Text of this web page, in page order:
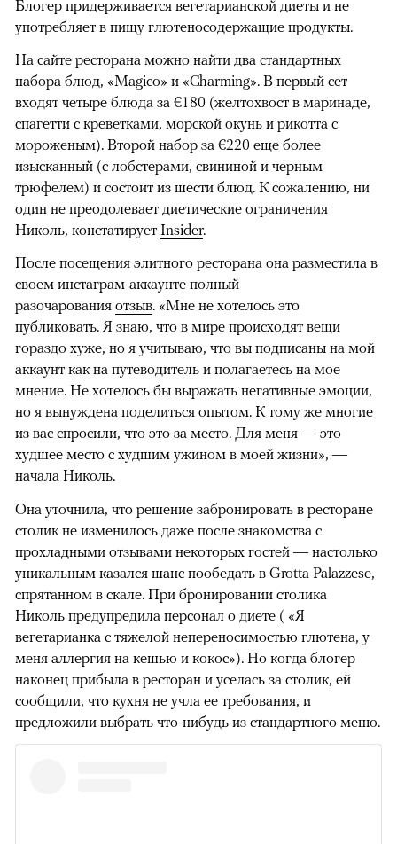
Блогер придерживается вегетарианской диеты и не
употребляет в пищу глютеносодержащие продукты.
На сайте ресторана можно найти два стандартных
набора блюд, «Magico» и «Charming». В первый сет
входят четыре блюда за €180 (желтохвост в маринаде,
спагетти с креветками, морской окунь и рикотта с
мороженым). Второй набор за €220 еще более
изысканный (с лобстерами, свининой и черным
трюфелем) и состоит из шести блюд. К сожалению, ни
один не преодолевает диетические ограничения
Николь, констатирует Insider.
После посещения элитного ресторана она разместила в
своем инстаграм-аккаунте полный
разочарования отзыв. «Мне не хотелось это
публиковать. Я знаю, что в мире происходят вещи
гораздо хуже, но я учитываю, что вы подписаны на мой
аккаунт как на путеводитель и полагаетесь на мое
мнение. Не хотелось бы выражать негативные эмоции,
но я вынуждена поделиться опытом. К тому же многие
из вас спросили, что это за место. Для меня — это
худшее место с худшим ужином в моей жизни», —
начала Николь.
00:00 / 00:00
Она уточнила, что решение забронировать в ресторане
столик не изменилось даже после знакомства с
прохладными отзывами некоторых гостей — настолько
уникальным казался шанс пообедать в Grotta Palazzese,
спрятанном в скале. При бронировании столика
Николь предупредила персонал о диете ( «Я
вегетарианка с тяжелой непереносимостью глютена, у
меня аллергия на кешью и кокос»). Но когда блогер
наконец прибыла в ресторан и уселась за столик, ей
сообщили, что кухня не учла ее требования, и
предложили выбрать что-нибудь из стандартного меню.